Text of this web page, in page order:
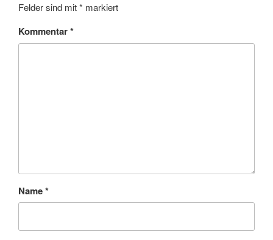
Felder sind mit* markiert
Kommentar*
Name*